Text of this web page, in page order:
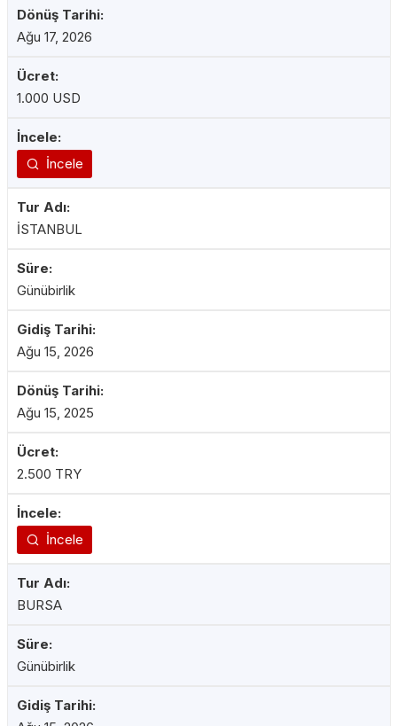
Ağu 17, 2026
1.000 USD
İncele
İSTANBUL
Günübirlik
Ağu 15, 2026
Ağu 15, 2025
2.500 TRY
İncele
BURSA
Günübirlik